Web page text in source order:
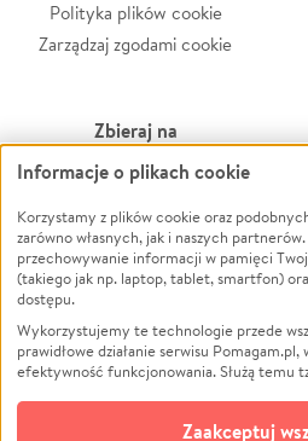
Polityka plików cookie
Zarządzaj zgodami cookie
Zbieraj na
Leczenie
Zwierzęta
Pożar
Ukraina
Pomoc Finansowa
Projekty
Pogrzeb
Informacje o plikach cookie
Korzystamy z plików cookie oraz
zarówno własnych, jak i naszych
przechowywanie informacji w pamięci
(takiego jak np. laptop, tablet, smartfon)
dostępu.
Wykorzystujemy te technologie przede
prawidłowe działanie serwisu
efektywność funkcjonowania. Służą temu
opcjonalnych
Zaakceptuj